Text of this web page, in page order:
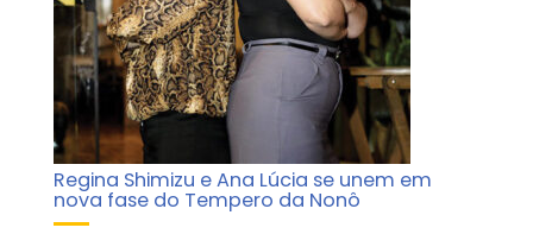
Regina Shimizu e Ana Lúcia se unem em
nova fase do Tempero da Nonô